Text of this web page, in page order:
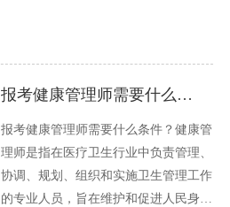
报考健康管理师需要什么条件？
报考健康管理师需要什么条件？健康管
理师是指在医疗卫生行业中负责管理、
协调、规划、组织和实施卫生管理工作
的专业人员，旨在维护和促进人民身心